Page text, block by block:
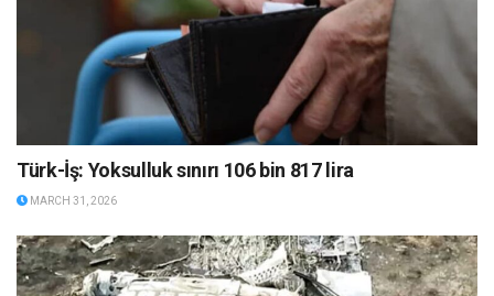
Türk-İş: Yoksulluk sınırı 106 bin 817 lira
MARCH 31, 2026